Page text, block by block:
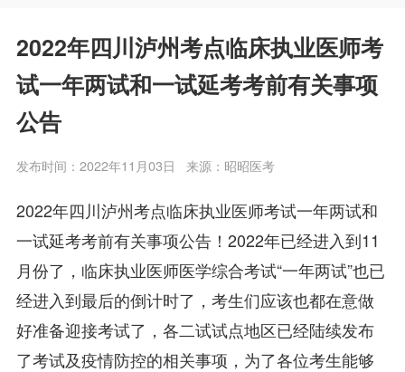
2022年四川泸州考点临床执业医师考
试一年两试和一试延考考前有关事项
公告
发布时间：2022年11月03日 来源：昭昭医考
2022年四川泸州考点临床执业医师考试一年两试和
一试延考考前有关事项公告！2022年已经进入到11
月份了，临床执业医师医学综合考试“一年两试”也已
经进入到最后的倒计时了，考生们应该也都在意做
好准备迎接考试了，各二试试点地区已经陆续发布
了考试及疫情防控的相关事项，为了各位考生能够